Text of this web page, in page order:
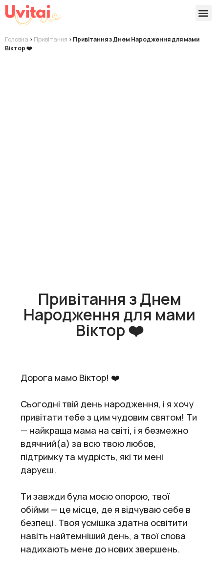
Головна > Привітання > Привітання з Днем Народження для мами
Віктор ❤️
Привітання з Днем
Народження для мами
Віктор ❤️
Дорога мамо Віктор! ❤️
Сьогодні твій день народження, і я хочу
привітати тебе з цим чудовим святом! Ти
— найкраща мама на світі, і я безмежно
вдячний(а) за всю твою любов,
підтримку та мудрість, які ти мені
даруєш.
Ти завжди була моєю опорою, твої
обійми — це місце, де я відчуваю себе в
безпеці. Твоя усмішка здатна освітити
навіть найтемніший день, а твої слова
надихають мене до нових звершень.